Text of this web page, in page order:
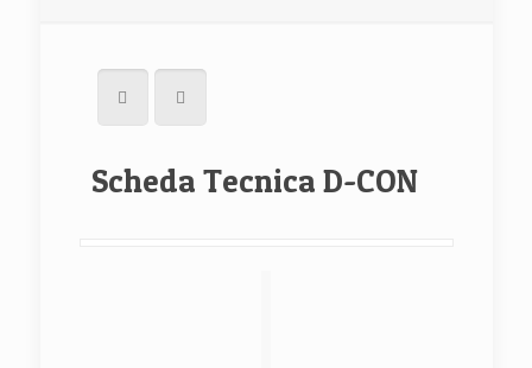
Scheda Tecnica D-CON